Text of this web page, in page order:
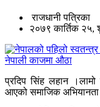
राजधानी पत्रिका
२०७९ कार्तिक २५,
प्रदिप सिंह लहान
आएको समाजिक अभियानता